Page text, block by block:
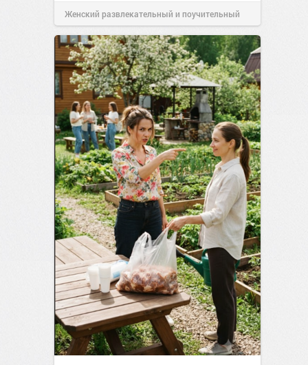
Женский развлекательный и поучительный
сайт.23:4106 авг 2026